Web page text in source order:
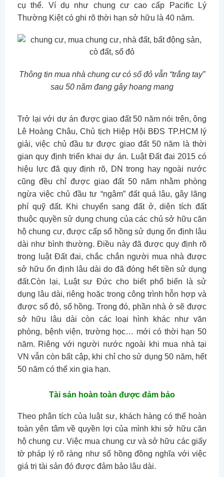
cụ thể. Ví dụ như chung cư cao cấp Pacific Lý
Thường Kiệt có ghi rõ thời hạn sở hữu là 40 năm.
Thông tin mua nhà chung cư có sổ đỏ vẫn “trắng tay”
sau 50 năm đang gây hoang mang
Trở lại với dự án được giao đất 50 năm nói trên, ông
Lê Hoàng Châu, Chủ tịch Hiệp Hội BĐS TP.HCM lý
giải, việc chủ đầu tư được giao đất 50 năm là thời
gian quy định triển khai dự án. Luật Đất đai 2015 có
hiệu lực đã quy định rõ, DN trong hay ngoài nước
cũng đều chỉ được giao đất 50 năm nhằm phòng
ngừa việc chủ đầu tư “ngâm” đất quá lâu, gây lãng
phí quỹ đất. Khi chuyển sang đất ở, diện tích đất
thuộc quyền sử dụng chung của các chủ sở hữu căn
hộ chung cư, được cấp sổ hồng sử dụng ổn định lâu
dài như bình thường. Điều này đã được quy định rõ
trong luật Đất đai, chắc chắn người mua nhà được
sở hữu ổn định lâu dài do đã đóng hết tiền sử dụng
đất.Còn lại, Luật sư Đức cho biết phổ biến là sử
dụng lâu dài, riêng hoặc trong công trình hỗn hợp và
được sổ đỏ, sổ hồng. Trong đó, phần nhà ở sẽ được
sở hữu lâu dài còn các loại hình khác như văn
phòng, bệnh viện, trường học… mới có thời hạn 50
năm. Riêng với người nước ngoài khi mua nhà tại
VN vẫn còn bất cập, khi chỉ cho sử dụng 50 năm, hết
50 năm có thể xin gia hạn.
Tài sản hoàn toàn được đảm bảo
Theo phân tích của luật sư, khách hàng có thể hoàn
toàn yên tâm về quyền lợi của mình khi sở hữu căn
hộ chung cư. Việc mua chung cư và sở hữu các giấy
tờ pháp lý rõ ràng như sổ hồng đồng nghĩa với việc
giá trị tài sản đó được đảm bảo lâu dài.